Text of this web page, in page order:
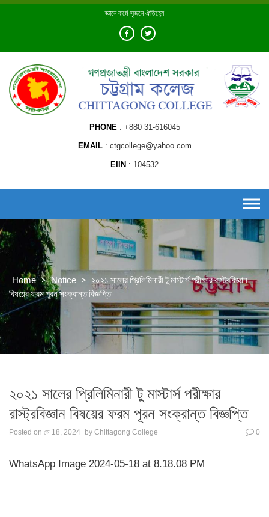
Skip
জ্ঞানে কর্মে সৃজনে ঐতিহ্যে
PHONE +880 31-616045
EMAIL ctgcollege@yahoo.com
EIIN 104532
Home > Notice > ২০২১ সালের প্রিলিমিনারী টু মাস্টার্স পরীক্ষার রাস্ট্রবিজ্ঞান
বিষয়ের ফরম পূরন সংক্রান্ত বিজ্ঞপ্তি
২০২১ সালের প্রিলিমিনারী টু মাস্টার্স পরীক্ষার
রাস্ট্রবিজ্ঞান বিষয়ের ফরম পূরন সংক্রান্ত বিজ্ঞপ্তি
Posted on মে 18, 2024 by Chittagong College 0
WhatsApp Image 2024-05-18 at 8.18.08 PM